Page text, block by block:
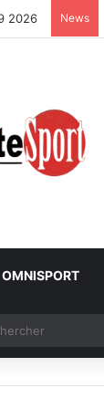
2026 News
OMNISPORT
skin